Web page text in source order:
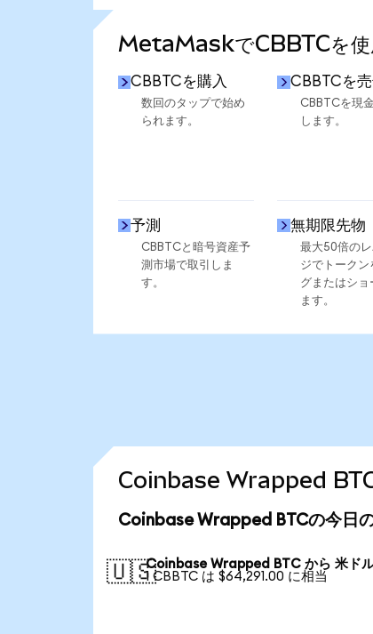
MetaMaskでCBBTCを使
CBBTCを購入
数回のタップで始め
られます。
CBBTCを
CBBTCを現
します。
予測
CBBTCと暗号資産予
測市場で取引しま
す。
無期限先物
最大50倍のレ
ジでトークン
グまたはショ
ます。
Coinbase Wrapped BTC
Coinbase Wrapped BTCの今日
🇺🇸Coinbase Wrapped BTC から 米ド
1 CBBTC は $64,291.00 に相当